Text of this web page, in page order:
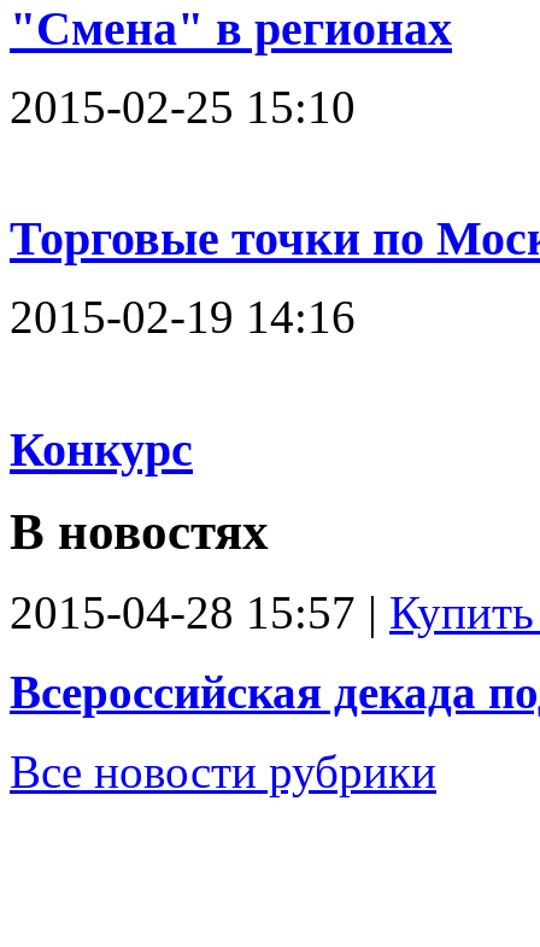
"Смена" в регионах
2015-02-25 15:10
Торговые точки по
2015-02-19 14:16
Конкурс
В новостях
2015-04-28 15:57 |
Всероссийская декада
Все новости рубрики